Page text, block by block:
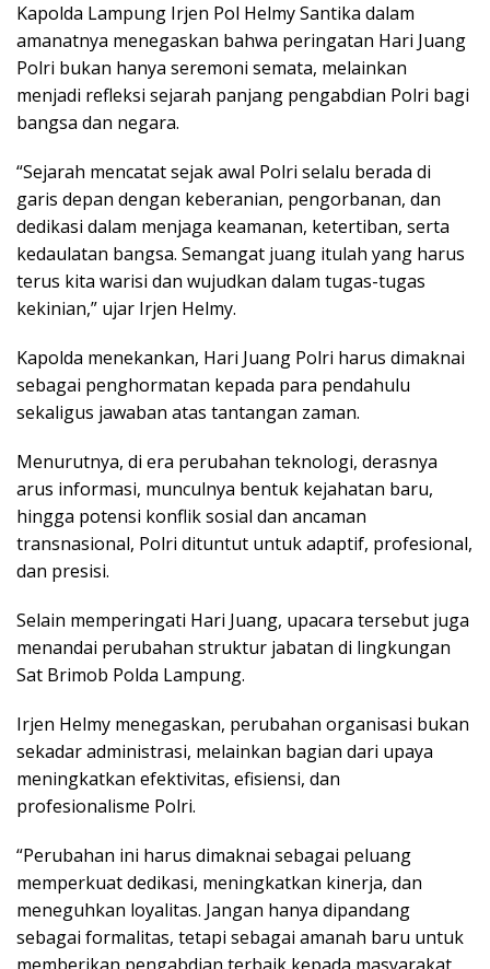
Kapolda Lampung Irjen Pol Helmy Santika dalam
amanatnya menegaskan bahwa peringatan Hari Juang
Polri bukan hanya seremoni semata, melainkan
menjadi refleksi sejarah panjang pengabdian Polri bagi
bangsa dan negara.
“Sejarah mencatat sejak awal Polri selalu berada di
garis depan dengan keberanian, pengorbanan, dan
dedikasi dalam menjaga keamanan, ketertiban, serta
kedaulatan bangsa. Semangat juang itulah yang harus
terus kita warisi dan wujudkan dalam tugas-tugas
kekinian,” ujar Irjen Helmy.
Kapolda menekankan, Hari Juang Polri harus dimaknai
sebagai penghormatan kepada para pendahulu
sekaligus jawaban atas tantangan zaman.
Menurutnya, di era perubahan teknologi, derasnya
arus informasi, munculnya bentuk kejahatan baru,
hingga potensi konflik sosial dan ancaman
transnasional, Polri dituntut untuk adaptif, profesional,
dan presisi.
Selain memperingati Hari Juang, upacara tersebut juga
menandai perubahan struktur jabatan di lingkungan
Sat Brimob Polda Lampung.
Irjen Helmy menegaskan, perubahan organisasi bukan
sekadar administrasi, melainkan bagian dari upaya
meningkatkan efektivitas, efisiensi, dan
profesionalisme Polri.
“Perubahan ini harus dimaknai sebagai peluang
memperkuat dedikasi, meningkatkan kinerja, dan
meneguhkan loyalitas. Jangan hanya dipandang
sebagai formalitas, tetapi sebagai amanah baru untuk